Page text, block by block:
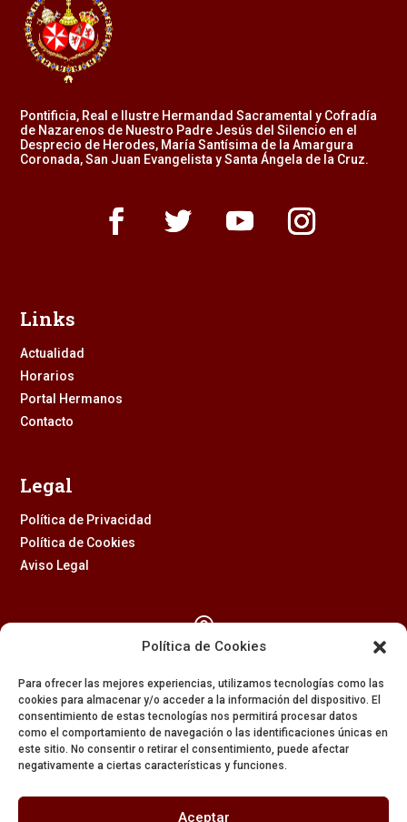
Política de Cookies
Para ofrecer las mejores experiencias, utilizamos tecnologías como las
cookies para almacenar y/o acceder a la información del dispositivo. El
consentimiento de estas tecnologías nos permitirá procesar datos
como el comportamiento de navegación o las identificaciones únicas en
este sitio. No consentir o retirar el consentimiento, puede afectar
negativamente a ciertas características y funciones.
Aceptar
Pontificia, Real e Ilustre Hermandad Sacramental y Cofradía
de Nazarenos de Nuestro Padre Jesús del Silencio en el
Desprecio de Herodes, María Santísima de la Amargura
Coronada, San Juan Evangelista y Santa Ángela de la Cruz.
Links
Actualidad
Horarios
Portal Hermanos
Contacto
Legal
Política de Privacidad
Política de Cookies
Aviso Legal

954 229 437

608 84 84 82
